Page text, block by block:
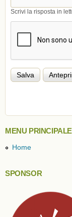
Scrivi la risposta in
MENU PRINCIPALE
Home
SPONSOR